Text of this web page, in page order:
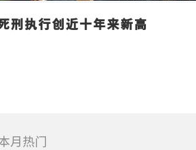
刑执行创近十年来新高
月热门